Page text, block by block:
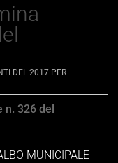
DEL 2017 PER
n. 326 del
MUNICIPALE